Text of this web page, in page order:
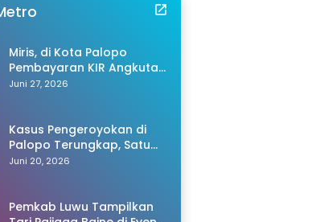
Miris, di Kota Palopo
Pembayaran KIR Angkutan
Barang Capai Rp600 Ribu,
Juni 27, 2026
Kasus Pengeroyokan di
Palopo Terungkap, Satu
Tersangka Ditangkap
Juni 20, 2026
Pemkab Luwu Tampilkan